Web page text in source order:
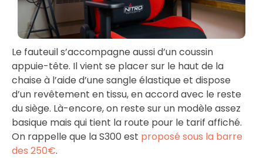
Le fauteuil s’accompagne aussi d’un coussin
appuie-tête. Il vient se placer sur le haut de la
chaise à l’aide d’une sangle élastique et dispose
d’un revêtement en tissu, en accord avec le reste
du siège. Là-encore, on reste sur un modèle assez
basique mais qui tient la route pour le tarif affiché.
On rappelle que la S300 est proposé sous la barre
des 250€.